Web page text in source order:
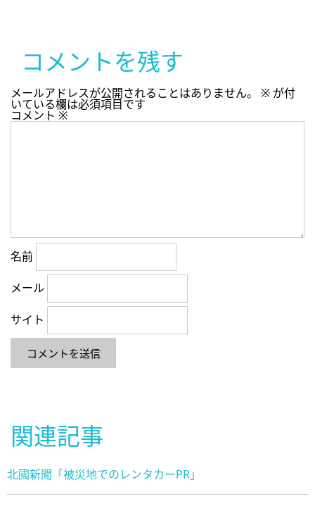
コメントを残す
メールアドレスが公開されることはありません。 ※ が付
いている欄は必須項目です
コメント ※
名前
メール
サイト
関連記事
北國新聞「被災地でのレンタカーPR」